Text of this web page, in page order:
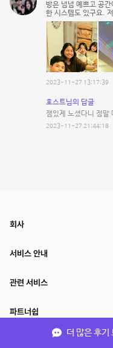
방은 넘넘 예쁘고 공
한 시스템도 있구요.
2023-11-27 13:17:39
호스트님의 답글
잼있게 노셨다니 정말
2023-11-27 21:44:18
더 많은 후기
회사
서비스 안내
관련 서비스
파트너쉽
서비스 제공 국가